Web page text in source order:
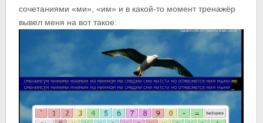
сочетаниями «ми», «им» и в какой-то момент тренажёр
вывел меня на вот такое: